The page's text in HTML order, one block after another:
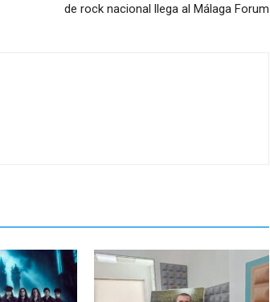
de rock nacional llega al Málaga Forum